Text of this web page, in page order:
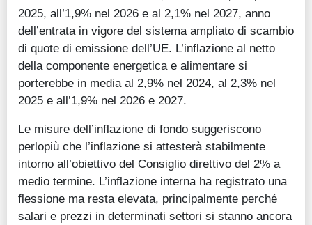
2025, all’1,9% nel 2026 e al 2,1% nel 2027, anno
dell’entrata in vigore del sistema ampliato di scambio
di quote di emissione dell’UE. L’inflazione al netto
della componente energetica e alimentare si
porterebbe in media al 2,9% nel 2024, al 2,3% nel
2025 e all’1,9% nel 2026 e 2027.
Le misure dell’inflazione di fondo suggeriscono
perlopiù che l’inflazione si attesterà stabilmente
intorno all’obiettivo del Consiglio direttivo del 2% a
medio termine. L’inflazione interna ha registrato una
flessione ma resta elevata, principalmente perché
salari e prezzi in determinati settori si stanno ancora